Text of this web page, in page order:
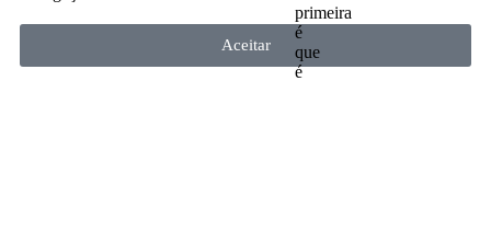
primeira
é
que
é
Aceitar